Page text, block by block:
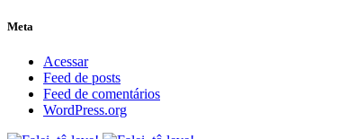
Meta
Acessar
Feed de posts
Feed de comentários
WordPress.org